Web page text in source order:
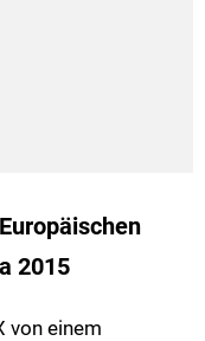
2015
von einem